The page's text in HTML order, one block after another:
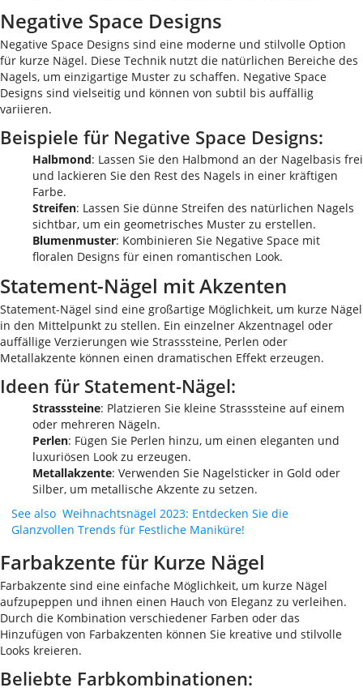
Negative Space Designs
Negative Space Designs sind eine moderne und stilvolle Option
für kurze Nägel. Diese Technik nutzt die natürlichen Bereiche des
Nagels, um einzigartige Muster zu schaffen. Negative Space
Designs sind vielseitig und können von subtil bis auffällig
variieren.
Beispiele für Negative Space Designs:
Halbmond: Lassen Sie den Halbmond an der Nagelbasis frei
und lackieren Sie den Rest des Nagels in einer kräftigen
Farbe.
Streifen: Lassen Sie dünne Streifen des natürlichen Nagels
sichtbar, um ein geometrisches Muster zu erstellen.
Blumenmuster: Kombinieren Sie Negative Space mit
floralen Designs für einen romantischen Look.
Statement-Nägel mit Akzenten
Statement-Nägel sind eine großartige Möglichkeit, um kurze Nägel
in den Mittelpunkt zu stellen. Ein einzelner Akzentnagel oder
auffällige Verzierungen wie Strasssteine, Perlen oder
Metallakzente können einen dramatischen Effekt erzeugen.
Ideen für Statement-Nägel:
Strasssteine: Platzieren Sie kleine Strasssteine auf einem
oder mehreren Nägeln.
Perlen: Fügen Sie Perlen hinzu, um einen eleganten und
luxuriösen Look zu erzeugen.
Metallakzente: Verwenden Sie Nagelsticker in Gold oder
Silber, um metallische Akzente zu setzen.
See also Weihnachtsnägel 2023: Entdecken Sie die
Glanzvollen Trends für Festliche Maniküre!
Farbakzente für Kurze Nägel
Farbakzente sind eine einfache Möglichkeit, um kurze Nägel
aufzupeppen und ihnen einen Hauch von Eleganz zu verleihen.
Durch die Kombination verschiedener Farben oder das
Hinzufügen von Farbakzenten können Sie kreative und stilvolle
Looks kreieren.
Beliebte Farbkombinationen: